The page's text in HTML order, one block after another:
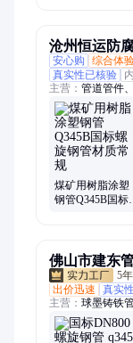
沧州恒运防
安心购
综合体
真实性已核验
主营： 管道管件
钢管、保温钢管
腐钢管、市政供暖
煤矿用树脂涂塑
钢管Q345B国标
佛山市建东
5年
出价迅速
真实
主营： 球墨铸铁
螺旋钢管、内外
管、螺旋缝埋弧